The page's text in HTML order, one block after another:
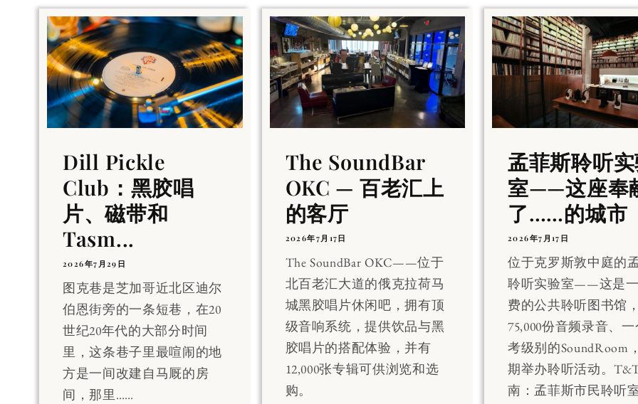
Dill Pickle
Club：黑胶唱
片、磁带和
Tasm...
2026年7月29日
图克巷是芝加哥近北区迪尔
伯恩街旁的一条短巷，在20
世纪20年代的大部分时间
里，这条巷子里最喧闹的地
方是一间改建自马厩的房
间，那里……
The SoundBar
OKC — 百老汇上
的客厅
2026年7月17日
The SoundBar OKC——位于
北百老汇大道的俄克拉荷马
城黑胶唱片休闲吧，拥有顶
级音响系统，提供饮品与黑
胶唱片的搭配体验，并有
12,000张专辑可供浏览和选
购。
孟菲斯聆听
室——这座奉
了……的城市
2026年7月17日
位于克罗斯敦中庭的
聆听实验室——这是
费的公共聆听图书馆
75,000份音频录音、
考级别的SoundRoom
期举办聆听活动。
南：孟菲斯市民聆听